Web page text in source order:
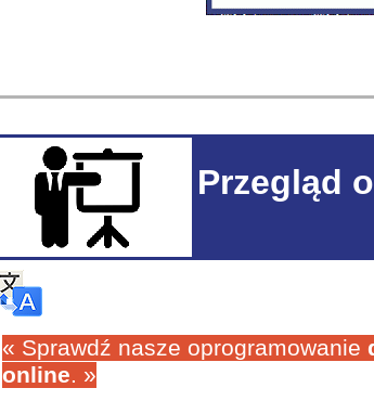
Przegląd
« Sprawdź nasze oprogramowanie
online. »